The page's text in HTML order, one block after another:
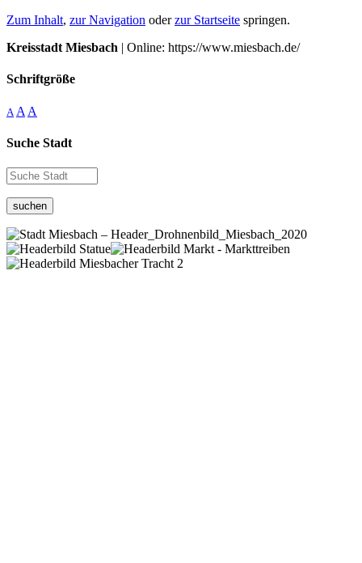
Zum Inhalt, zur Navigation oderzur Startseite springen.
Kreisstadt Miesbach | Online: https://www.miesbach.de/
Schriftgröße
A A A
Suche Stadt
suchen